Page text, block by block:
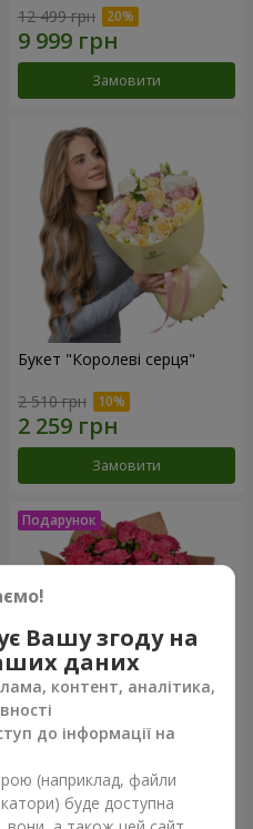
12 499 грн
Замовити
Букет "Королеві серця"
2 510 грн
Замовити
Букет "Чарівність" з
2 499 грн
Вашу згоду на
даних
контент, аналітика,
до інформації на
(наприклад, файли
буде доступна